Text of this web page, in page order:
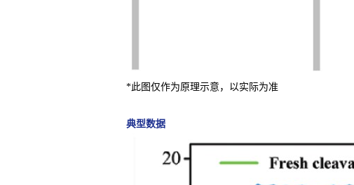
*此图仅作为原理示意，以实际为准
典型数据